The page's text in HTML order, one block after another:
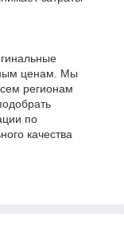
ценам. Мы
регионам
по
качества